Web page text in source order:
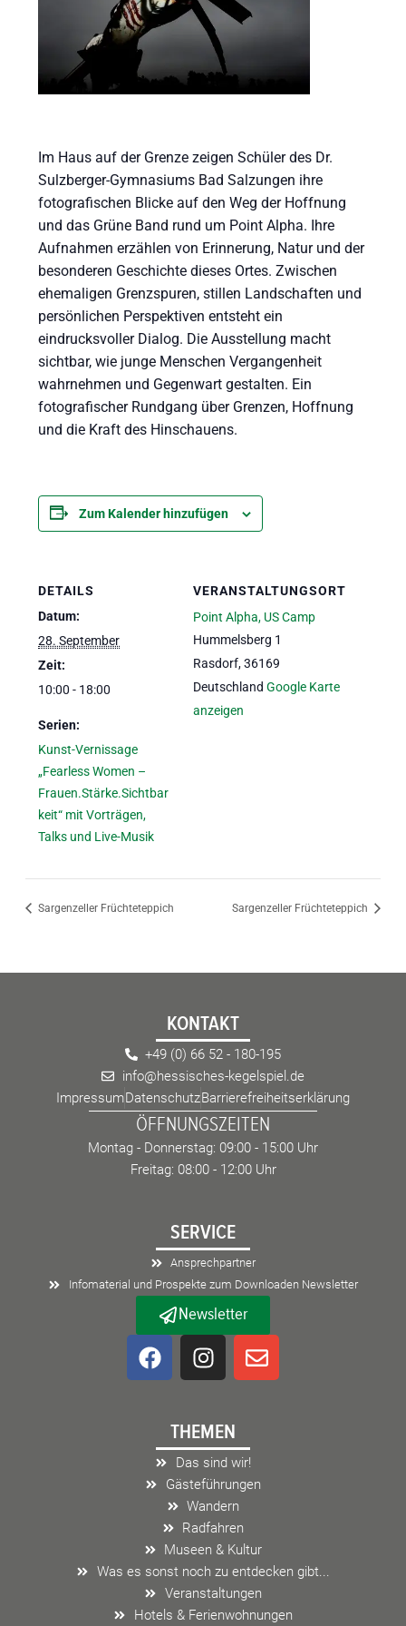
Im Haus auf der Grenze zeigen Schüler des Dr.
Sulzberger-Gymnasiums Bad Salzungen ihre
fotografischen Blicke auf den Weg der Hoffnung
und das Grüne Band rund um Point Alpha. Ihre
Aufnahmen erzählen von Erinnerung, Natur und der
besonderen Geschichte dieses Ortes. Zwischen
ehemaligen Grenzspuren, stillen Landschaften und
persönlichen Perspektiven entsteht ein
eindrucksvoller Dialog. Die Ausstellung macht
sichtbar, wie junge Menschen Vergangenheit
wahrnehmen und Gegenwart gestalten. Ein
fotografischer Rundgang über Grenzen, Hoffnung
und die Kraft des Hinschauens.
Zum Kalender hinzufügen
DETAILS
Datum:
28. September
Zeit:
10:00 - 18:00
Serien:
Kunst-Vernissage
„Fearless Women –
Frauen.Stärke.Sichtbar
keit“ mit Vorträgen,
Talks und Live-Musik
VERANSTALTUNGSORT
Point Alpha, US Camp
Hummelsberg 1
Rasdorf, 36169
Deutschland Google Karte
anzeigen
Sargenzeller Früchteteppich Sargenzeller Früchteteppich
KONTAKT
+49 (0) 66 52 - 180-195
info@hessisches-kegelspiel.de
ImpressumDatenschutzBarrierefreiheitserklärung
ÖFFNUNGSZEITEN
Montag - Donnerstag: 09:00 - 15:00 Uhr
Freitag: 08:00 - 12:00 Uhr
SERVICE
Ansprechpartner
Infomaterial und Prospekte zum Downloaden Newsletter
Newsletter
F
a
o
o
I
n
a
g
r
a
m
E
n
p
THEMEN
Das sind wir!
Gästeführungen
Wandern
Radfahren
Museen & Kultur
Was es sonst noch zu entdecken gibt...
Veranstaltungen
Hotels & Ferienwohnungen